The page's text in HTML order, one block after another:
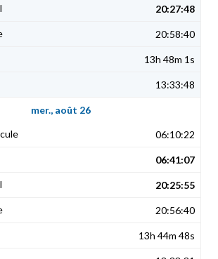
20:27:48
20:58:40
13h 48m 1s
13:33:48
mer., août 26
06:10:22
06:41:07
20:25:55
20:56:40
13h 44m 48s